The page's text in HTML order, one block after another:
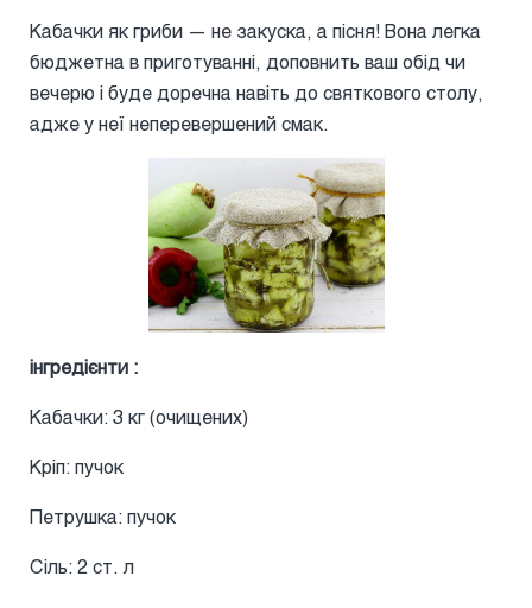
Кабачки як гриби — не закуска, а пісня! Вона легка
бюджетна в приготуванні, доповнить ваш обід чи
вечерю і буде доречна навіть до святкового столу,
адже у неї неперевершений смак.
інгредієнти :
Кабачки: 3 кг (очищених)
Кріп: пучок
Петрушка: пучок
Сіль: 2 ст. л